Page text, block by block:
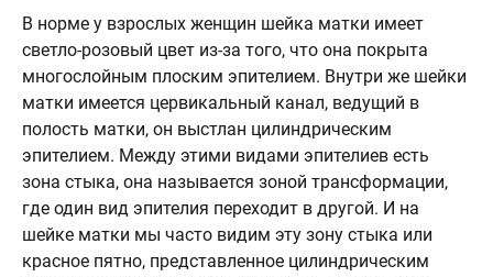
В норме у взрослых женщин шейка матки имеет
светло-розовый цвет из-за того, что она покрыта
многослойным плоским эпителием. Внутри же шейки
матки имеется цервикальный канал, ведущий в
полость матки, он выстлан цилиндрическим
эпителием. Между этими видами эпителиев есть
зона стыка, она называется зоной трансформации,
где один вид эпителия переходит в другой. И на
шейке матки мы часто видим эту зону стыка или
красное пятно, представленное цилиндрическим